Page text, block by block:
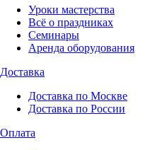
Уроки мастерства
Всё о праздниках
Семинары
Аренда оборудования
Доставка
Доставка по Москве
Доставка по России
Оплата